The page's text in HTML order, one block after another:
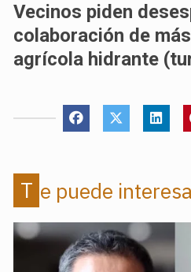
Vecinos piden
colaboración de
agrícola hidrante
Te puede